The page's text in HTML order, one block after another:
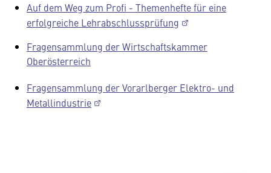
Auf dem Weg zum Profi - Themenhefte für eine
erfolgreiche Lehrabschlussprüfung
Fragensammlung der Wirtschaftskammer
Oberösterreich
Fragensammlung der Vorarlberger Elektro- und
Metallindustrie